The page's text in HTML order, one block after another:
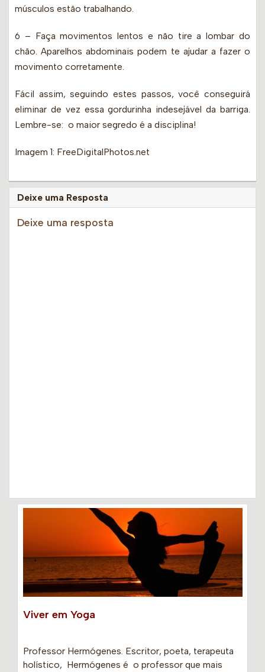
músculos estão trabalhando.
6 – Faça movimentos lentos e não tire a lombar do
chão. Aparelhos abdominais podem te ajudar a fazer o
movimento corretamente.
Fácil assim, seguindo estes passos, você conseguirá
eliminar de vez essa gordurinha indesejável da barriga.
Lembre-se: o maior segredo é a disciplina!
Imagem 1: FreeDigitalPhotos.net
Deixe uma Resposta
Deixe uma resposta
Viver em Yoga
Professor Hermógenes. Escritor, poeta, terapeuta
holístico, Hermógenes é o professor que mais